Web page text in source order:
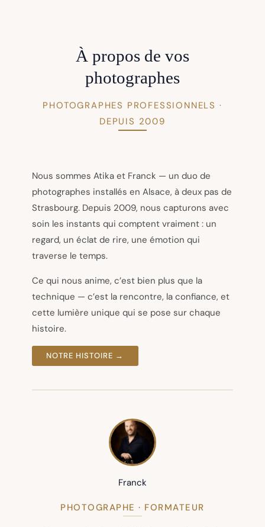
À propos de vos
photographes
PHOTOGRAPHES PROFESSIONNELS ·
DEPUIS 2009
Nous sommes Atika et Franck — un duo de
photographes installés en Alsace, à deux pas de
Strasbourg. Depuis 2009, nous capturons avec
soin les instants qui comptent vraiment : un
regard, un éclat de rire, une émotion qui
traverse le temps.
Ce qui nous anime, c’est bien plus que la
technique — c’est la rencontre, la confiance, et
cette lumière unique qui se pose sur chaque
histoire.
NOTRE HISTOIRE →
Franck
PHOTOGRAPHE · FORMATEUR